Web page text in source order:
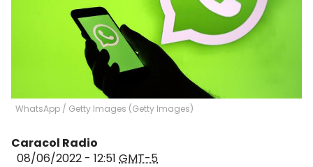
WhatsApp / Getty Images (Getty Images)
Caracol Radio
08/06/2022 - 12:51 GMT-5